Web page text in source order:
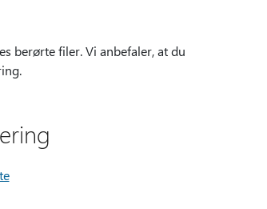
berørte filer. Vi anbefaler, at du